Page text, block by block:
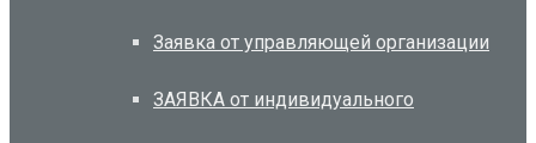
Заявка от управляющей организации
ЗАЯВКА от индивидуального